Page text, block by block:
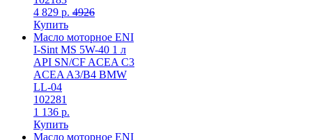
4 829 р. 4926
Купить
Масло моторное ENI
I-Sint MS 5W-40 1 л
API SN/CF ACEA C3
ACEA A3/B4 BMW
LL-04
102281
1 136 р.
Купить
Масло моторное ENI